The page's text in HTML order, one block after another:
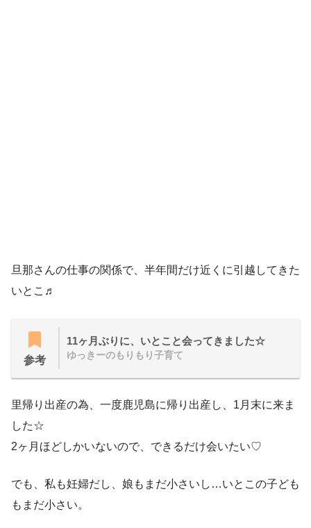
旦那さんの仕事の関係で、半年間だけ近くに引越してきた
いとこ♬
参考
11ヶ月ぶりに、いとこと会ってきました☆
ゆっきーのもりもり子育て
里帰り出産の為、一度鹿児島に帰り出産し、1月末に来ま
した☆
2ヶ月ほどしかいないので、できるだけ会いたい♡
でも、私も妊婦だし、娘もまだ小さいし…いとこの子ども
もまだ小さい。